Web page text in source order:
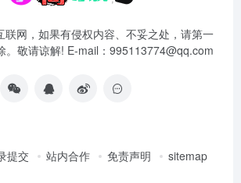
联网，如果有侵权内容、不妥之处，请第一
。敬请谅解! E-mail：995113774@qq.com
提交 站内合作 免责声明 sitemap